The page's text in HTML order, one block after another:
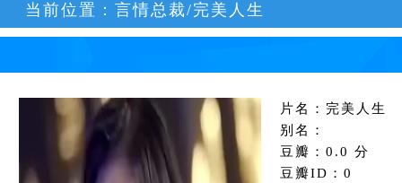
当前位置： 言情总裁/完美人生
片名：完美人生
别名：
豆瓣：0.0 分
豆瓣ID：0